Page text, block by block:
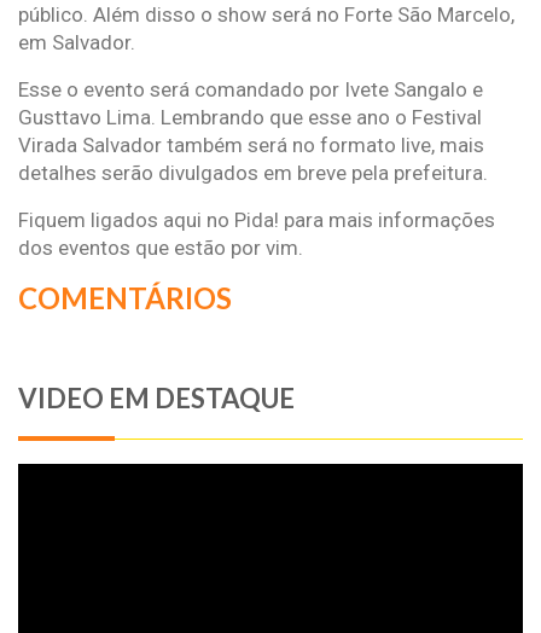
público. Além disso o show será no Forte São Marcelo,
em Salvador.
Esse o evento será comandado por Ivete Sangalo e
Gusttavo Lima. Lembrando que esse ano o Festival
Virada Salvador também será no formato live, mais
detalhes serão divulgados em breve pela prefeitura.
Fiquem ligados aqui no Pida! para mais informações
dos eventos que estão por vim.
COMENTÁRIOS
VIDEO EM DESTAQUE